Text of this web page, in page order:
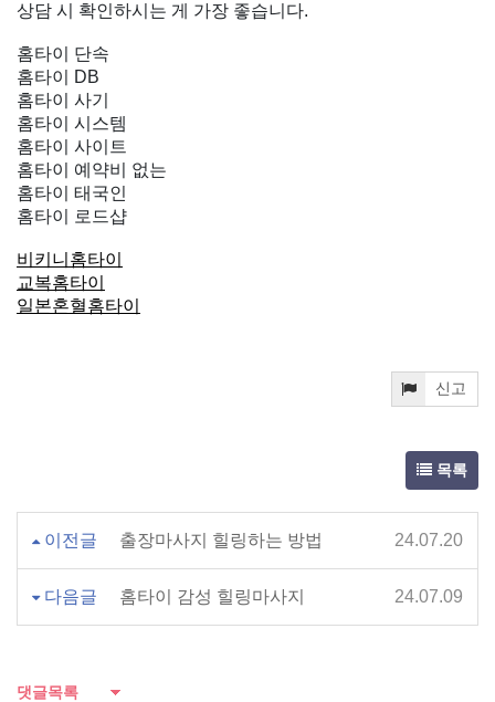
상담 시 확인하시는 게 가장 좋습니다.
홈타이 단속
홈타이 DB
홈타이 사기
홈타이 시스템
홈타이 사이트
홈타이 예약비 없는
홈타이 태국인
홈타이 로드샵
비키니홈타이
교복홈타이
일본혼혈홈타이
신고
목록
이전글 출장마사지 힐링하는 방법 24.07.20
다음글 홈타이 감성 힐링마사지 24.07.09
댓글목록